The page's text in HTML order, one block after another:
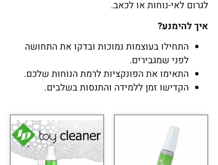
לגרום לאי-נוחות או לכאב.
איך להימנע?
התחילו בעוצמות נמוכות ובדקו את התחושה
לפני שמגבירים.
התאימו את הפונקציות לרמת הנוחות שלכם.
הקדישו זמן ללמידה והתנסות בשלבים.